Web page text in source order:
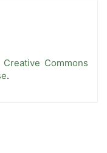
Creative Commons
.